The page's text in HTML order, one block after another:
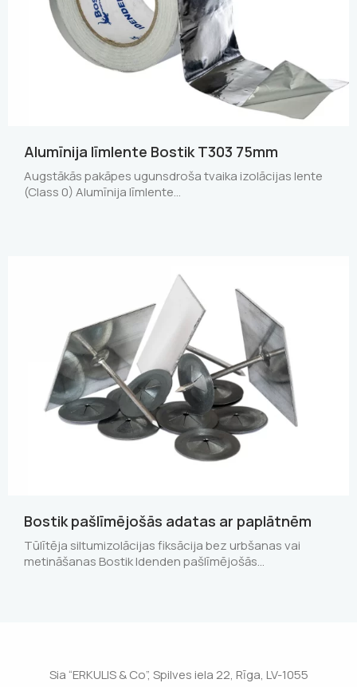
Alumīnija līmlente Bostik T303 75mm
Augstākās pakāpes ugunsdroša tvaika izolācijas lente
(Class 0) Alumīnija līmlente…
Bostik pašlīmējošās adatas ar paplātnēm
Tūlītēja siltumizolācijas fiksācija bez urbšanas vai
metināšanas Bostik Idenden pašlīmējošās…
Sia “ERKULIS & Co”, Spilves iela 22, Rīga, LV-1055